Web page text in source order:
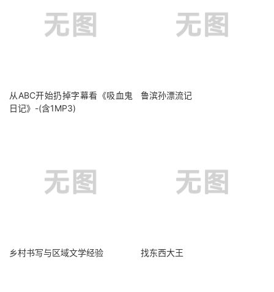
从ABC开始扔掉字幕看《吸血鬼
日记》-(含1MP3)
鲁滨孙漂流记
乡村书写与区域文学经验 找东西大王